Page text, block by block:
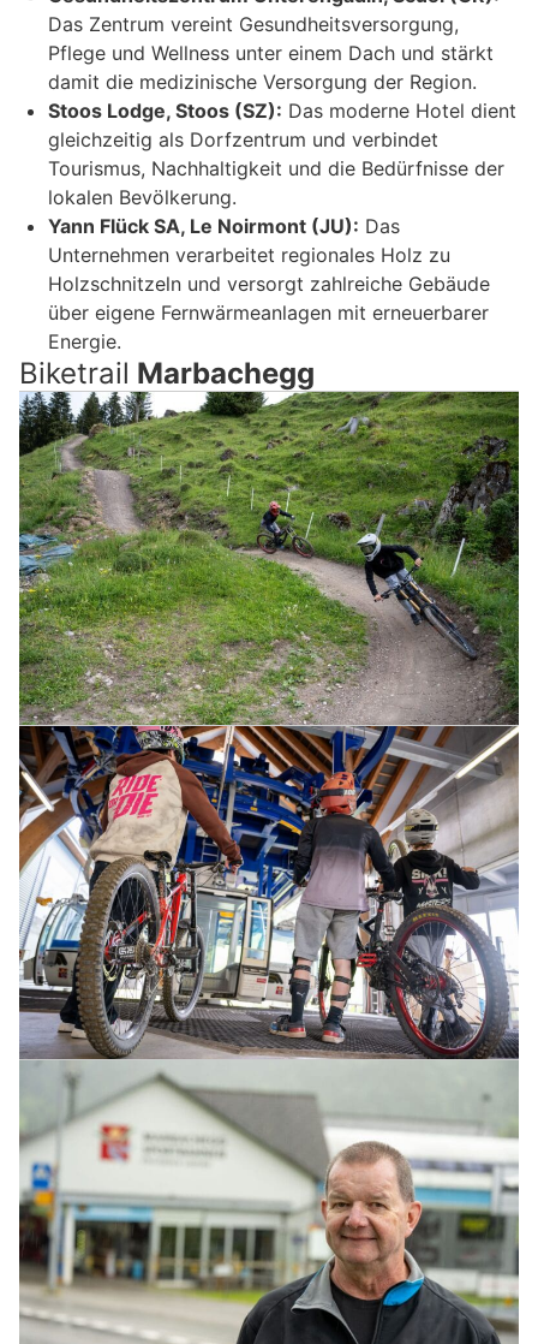
Das Zentrum vereint Gesundheitsversorgung,
Pflege und Wellness unter einem Dach und stärkt
damit die medizinische Versorgung der Region.
Stoos Lodge, Stoos (SZ): Das moderne Hotel dient
gleichzeitig als Dorfzentrum und verbindet
Tourismus, Nachhaltigkeit und die Bedürfnisse der
lokalen Bevölkerung.
Yann Flück SA, Le Noirmont (JU): Das
Unternehmen verarbeitet regionales Holz zu
Holzschnitzeln und versorgt zahlreiche Gebäude
über eigene Fernwärmeanlagen mit erneuerbarer
Energie.
Biketrail Marbachegg